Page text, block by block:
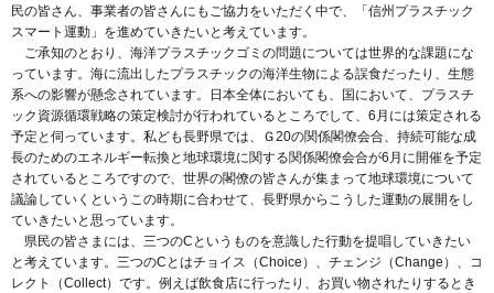
民の皆さん、事業者の皆さんにもご協力をいただく中で、「信州プラスチック
スマート運動」を進めていきたいと考えています。
ご承知のとおり、海洋プラスチックゴミの問題については世界的な課題にな
っています。海に流出したプラスチックの海洋生物による誤食だったり、生態
系への影響が懸念されています。日本全体においても、国において、プラスチ
ック資源循環戦略の策定検討が行われているところでして、6月には策定される
予定と伺っています。私ども長野県では、Ｇ20の関係閣僚会合、持続可能な成
長のためのエネルギー転換と地球環境に関する関係閣僚会合が6月に開催を予定
されているところですので、世界の閣僚の皆さんが集まって地球環境について
議論していくというこの時期に合わせて、長野県からこうした運動の展開をし
ていきたいと思っています。
県民の皆さまには、三つのCというものを意識した行動を提唱していきたい
と考えています。三つのCとはチョイス（Choice）、チェンジ（Change）、コ
レクト（Collect）です。例えば飲食店に行ったり、お買い物されたりするとき